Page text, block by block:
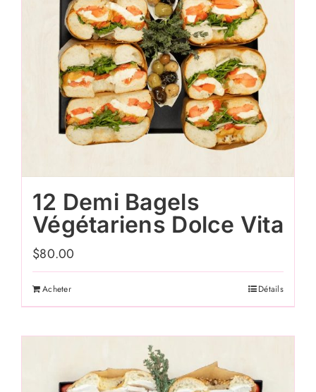
12 Demi Bagels
Végétariens Dolce Vita
$80.00
Acheter Détails